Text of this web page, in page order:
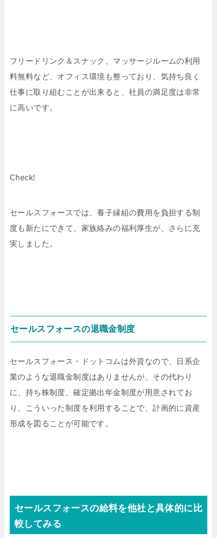
フリードリンク＆スナック、マッサージルームの利用
料無料など、オフィス環境も整っており、気持ち良く
仕事に取り組むことが出来ると、社員の満足度は非常
に高いです。
Check!
セールスフォースでは、養子縁組の費用を負担する制
度も新たにできて、家族絡みの福利厚生が、さらに充
実しました。
セールスフォースの退職金制度
セールスフォース・ドットコムは外資なので、日系企
業のような退職金制度はありませんが、その代わり
に、持ち株制度、確定拠出年金制度が用意されてお
り、こういった制度を利用することで、計画的に資産
形成を図ることが可能です。
セールスフォースの給料を他社と具体的に比
較してみる